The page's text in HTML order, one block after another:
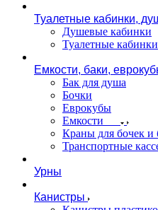
Туалетные кабинки,
Душевые кабинки
Туалетные кабинки
Емкости, баки,
Бак для душа
Бочки
Еврокубы
Емкости
Краны для бочек и
Транспортные
Урны
Канистры